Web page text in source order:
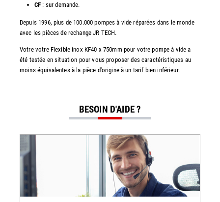
CF : sur demande.
Depuis 1996, plus de 100.000 pompes à vide réparées dans le monde
avec les pièces de rechange JR TECH.
Votre votre Flexible inox KF40 x 750mm pour votre pompe à vide a
été testée en situation pour vous proposer des caractéristiques au
moins équivalentes à la pièce d'origine à un tarif bien inférieur.
BESOIN D'AIDE ?